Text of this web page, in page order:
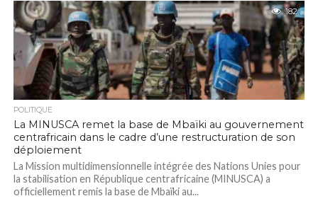
182
POLITIQUE
La MINUSCA remet la base de Mbaïki au gouvernement
centrafricain dans le cadre d’une restructuration de son
déploiement
La Mission multidimensionnelle intégrée des Nations Unies pour
la stabilisation en République centrafricaine (MINUSCA) a
officiellement remis la base de Mbaïki au...